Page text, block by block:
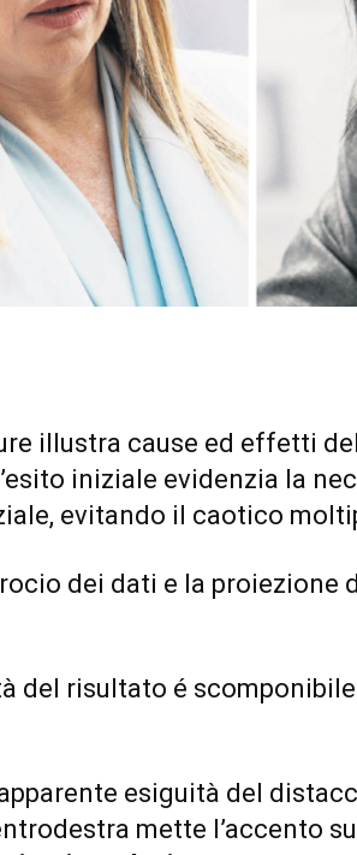
illustra cause ed effetti
iniziale evidenzia la
evitando il caotico
dei dati e la proiezione
del risultato é
esiguità del
mette l’accento